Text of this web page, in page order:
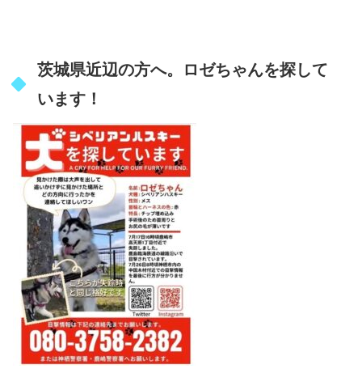
茨城県近辺の方へ。ロゼちゃんを探して
います！